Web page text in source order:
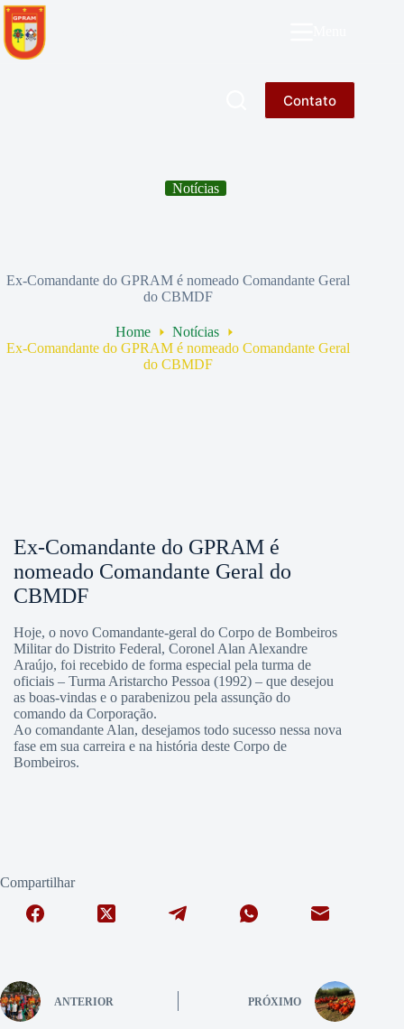
Pular
para
o
conteúdo
Contato
Notícias
Ex-Comandante do GPRAM é nomeado Comandante Geral
do CBMDF
Home
Notícias
Ex-Comandante do GPRAM é nomeado Comandante Geral
do CBMDF
Ex-Comandante do GPRAM é
nomeado Comandante Geral do
CBMDF
Hoje, o novo Comandante-geral do Corpo de Bombeiros
Militar do Distrito Federal, Coronel Alan Alexandre
Araújo, foi recebido de forma especial pela turma de
oficiais – Turma Aristarcho Pessoa (1992) – que desejou
as boas-vindas e o parabenizou pela assunção do
comando da Corporação.
Ao comandante Alan, desejamos todo sucesso nessa nova
fase em sua carreira e na história deste Corpo de
Bombeiros.
Compartilhar
ANTERIOR PRÓXIMO